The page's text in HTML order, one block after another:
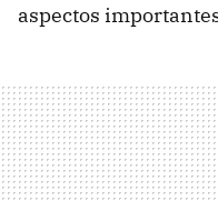
aspectos